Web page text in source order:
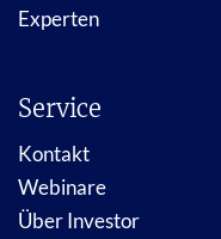
Experten
Service
Kontakt
Webinare
Über Investor